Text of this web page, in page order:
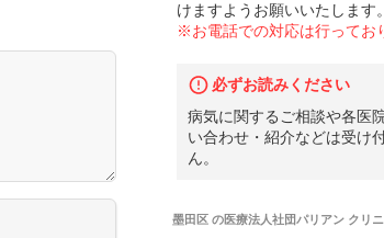
けますようお願いいたします。
※お電話での対応は行ってお
必ずお読みください
病気に関するご相談や各医
い合わせ・紹介などは受け
ん。
墨田区の医療法人社団パリアン クリ